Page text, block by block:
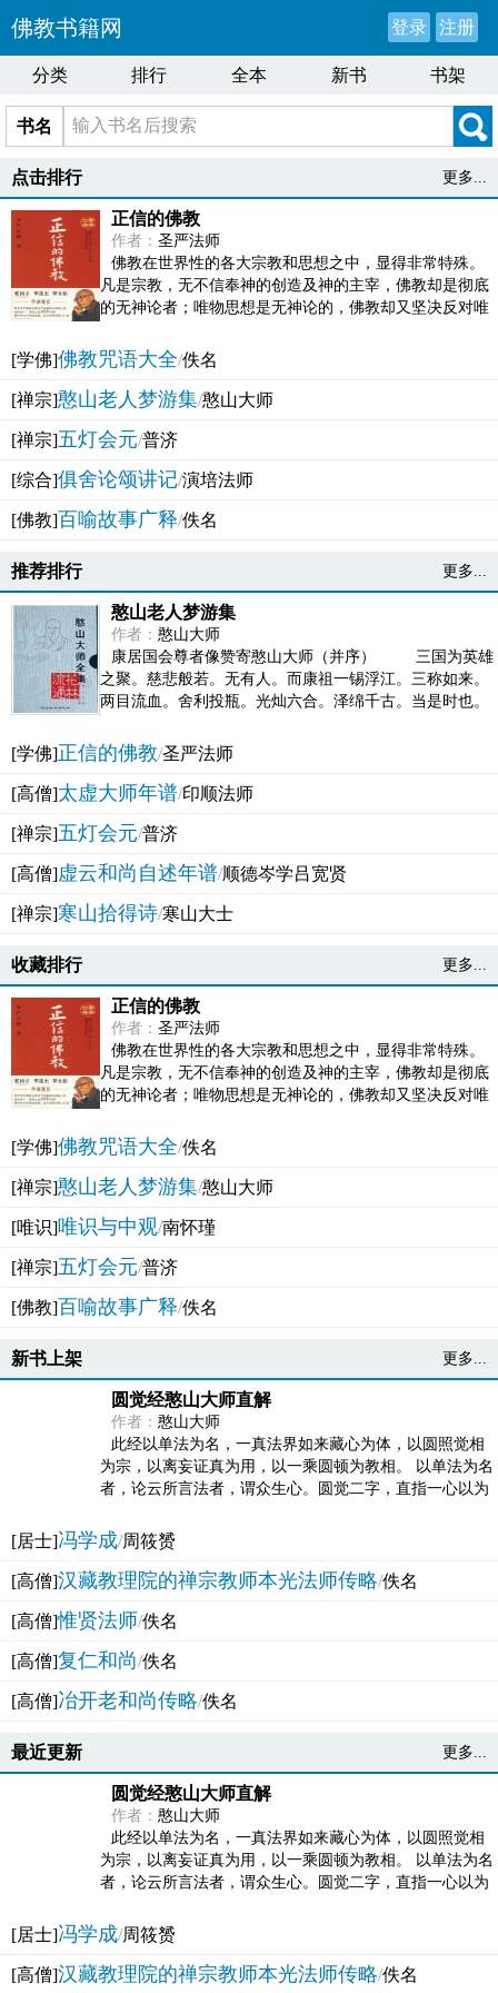
佛教书籍网 登录 注册
分类 排行 全本 新书 书架
书名
点击排行 更多...
正信的佛教
作者： 圣严法师
佛教在世界性的各大宗教和思想之中，显得非常特殊。
凡是宗教，无不信奉神的创造及神的主宰，佛教却是彻底
的无神论者；唯物思想是无神论的，佛教却又坚决反对唯
[学佛]佛教咒语大全/佚名
[禅宗]憨山老人梦游集/憨山大师
[禅宗]五灯会元/普济
[综合]俱舍论颂讲记/演培法师
[佛教]百喻故事广释/佚名
推荐排行 更多...
憨山老人梦游集
作者： 憨山大师
康居国会尊者像赞寄憨山大师（并序） 三国为英雄
之聚。慈悲般若。无有人。而康祖一锡浮江。三称如来。
两目流血。舍利投瓶。光灿六合。泽绵千古。当是时也。
[学佛]正信的佛教/圣严法师
[高僧]太虚大师年谱/印顺法师
[禅宗]五灯会元/普济
[高僧]虚云和尚自述年谱/顺德岑学吕宽贤
[禅宗]寒山拾得诗/寒山大士
收藏排行 更多...
正信的佛教
作者： 圣严法师
佛教在世界性的各大宗教和思想之中，显得非常特殊。
凡是宗教，无不信奉神的创造及神的主宰，佛教却是彻底
的无神论者；唯物思想是无神论的，佛教却又坚决反对唯
[学佛]佛教咒语大全/佚名
[禅宗]憨山老人梦游集/憨山大师
[唯识]唯识与中观/南怀瑾
[禅宗]五灯会元/普济
[佛教]百喻故事广释/佚名
新书上架 更多...
圆觉经憨山大师直解
作者： 憨山大师
此经以单法为名，一真法界如来藏心为体，以圆照觉相
为宗，以离妄证真为用，以一乘圆顿为教相。 以单法为名
者，论云所言法者，谓众生心。圆觉二字，直指一心以为
[居士]冯学成/周筱赟
[高僧]汉藏教理院的禅宗教师本光法师传略/佚名
[高僧]惟贤法师/佚名
[高僧]复仁和尚/佚名
[高僧]冶开老和尚传略/佚名
最近更新 更多...
圆觉经憨山大师直解
作者： 憨山大师
此经以单法为名，一真法界如来藏心为体，以圆照觉相
为宗，以离妄证真为用，以一乘圆顿为教相。 以单法为名
者，论云所言法者，谓众生心。圆觉二字，直指一心以为
[居士]冯学成/周筱赟
[高僧]汉藏教理院的禅宗教师本光法师传略/佚名